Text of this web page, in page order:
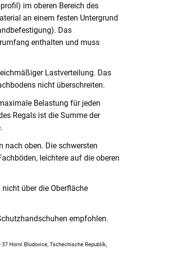
im oberen Bereich des
an einem festen Untergrund
Das
enthalten und muss
Lastverteilung. Das
nicht überschreiten.
Belastung für jeden
Regals ist die Summe der
nach oben. Die schwersten
leichtere auf die oberen
über die Oberfläche
empfohlen.
Horní Bludovice, Tschechische Republik,